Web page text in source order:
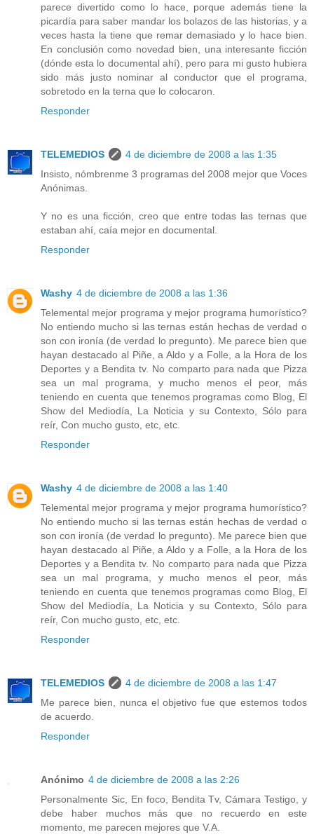
parece divertido como lo hace, porque además tiene la
picardía para saber mandar los bolazos de las historias, y a
veces hasta la tiene que remar demasiado y lo hace bien.
En conclusión como novedad bien, una interesante ficción
(dónde esta lo documental ahí), pero para mi gusto hubiera
sido más justo nominar al conductor que el programa,
sobretodo en la terna que lo colocaron.
Responder
TELEMEDIOS
4 de diciembre de 2008 a las 1:35
Insisto, nómbrenme 3 programas del 2008 mejor que Voces
Anónimas.
Y no es una ficción, creo que entre todas las ternas que
estaban ahí, caía mejor en documental.
Responder
Washy 4 de diciembre de 2008 a las 1:36
Telemental mejor programa y mejor programa humorístico?
No entiendo mucho si las ternas están hechas de verdad o
son con ironía (de verdad lo pregunto). Me parece bien que
hayan destacado al Piñe, a Aldo y a Folle, a la Hora de los
Deportes y a Bendita tv. No comparto para nada que Pizza
sea un mal programa, y mucho menos el peor, más
teniendo en cuenta que tenemos programas como Blog, El
Show del Mediodía, La Noticia y su Contexto, Sólo para
reír, Con mucho gusto, etc, etc.
Responder
Washy 4 de diciembre de 2008 a las 1:40
Telemental mejor programa y mejor programa humorístico?
No entiendo mucho si las ternas están hechas de verdad o
son con ironía (de verdad lo pregunto). Me parece bien que
hayan destacado al Piñe, a Aldo y a Folle, a la Hora de los
Deportes y a Bendita tv. No comparto para nada que Pizza
sea un mal programa, y mucho menos el peor, más
teniendo en cuenta que tenemos programas como Blog, El
Show del Mediodía, La Noticia y su Contexto, Sólo para
reír, Con mucho gusto, etc, etc.
Responder
TELEMEDIOS
4 de diciembre de 2008 a las 1:47
Me parece bien, nunca el objetivo fue que estemos todos
de acuerdo.
Responder
Anónimo 4 de diciembre de 2008 a las 2:26
Personalmente Sic, En foco, Bendita Tv, Cámara Testigo, y
debe haber muchos más que no recuerdo en este
momento, me parecen mejores que V.A.